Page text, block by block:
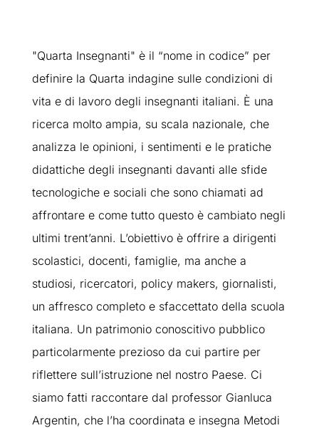
"Quarta Insegnanti" è il “nome in codice” per
definire la Quarta indagine sulle condizioni di
vita e di lavoro degli insegnanti italiani. È una
ricerca molto ampia, su scala nazionale, che
analizza le opinioni, i sentimenti e le pratiche
didattiche degli insegnanti davanti alle sfide
tecnologiche e sociali che sono chiamati ad
affrontare e come tutto questo è cambiato negli
ultimi trent’anni. L’obiettivo è offrire a dirigenti
scolastici, docenti, famiglie, ma anche a
studiosi, ricercatori, policy makers, giornalisti,
un affresco completo e sfaccettato della scuola
italiana. Un patrimonio conoscitivo pubblico
particolarmente prezioso da cui partire per
riflettere sull’istruzione nel nostro Paese. Ci
siamo fatti raccontare dal professor Gianluca
Argentin, che l’ha coordinata e insegna Metodi